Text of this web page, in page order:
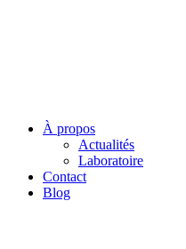
À propos
Actualités
Laboratoire
Contact
Blog